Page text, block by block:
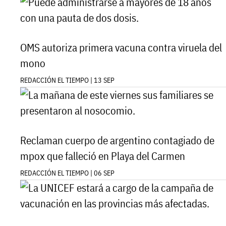
OMS autoriza primera vacuna contra viruela del
mono
REDACCIÓN EL TIEMPO | 13 SEP
Reclaman cuerpo de argentino contagiado de
mpox que falleció en Playa del Carmen
REDACCIÓN EL TIEMPO | 06 SEP